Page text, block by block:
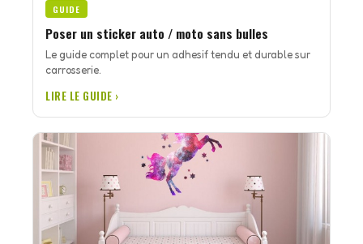
GUIDE
Poser un sticker auto / moto sans bulles
Le guide complet pour un adhesif tendu et durable sur
carrosserie.
LIRE LE GUIDE ›